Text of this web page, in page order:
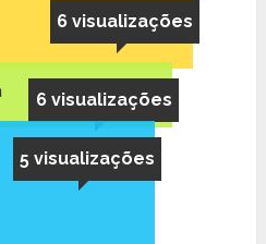
6 visualizações
6 visualizações
5 visualizações